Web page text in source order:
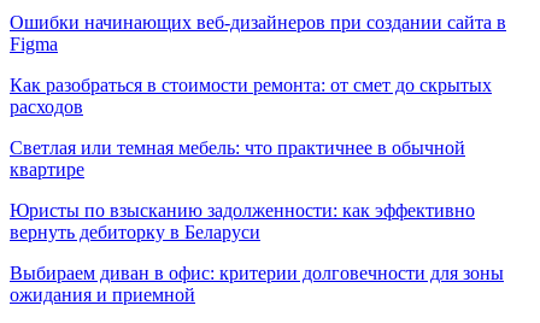
Ошибки начинающих веб-дизайнеров при создании сайта в
Figma
Как разобраться в стоимости ремонта: от смет до скрытых
расходов
Светлая или темная мебель: что практичнее в обычной
квартире
Юристы по взысканию задолженности: как эффективно
вернуть дебиторку в Беларуси
Выбираем диван в офис: критерии долговечности для зоны
ожидания и приемной